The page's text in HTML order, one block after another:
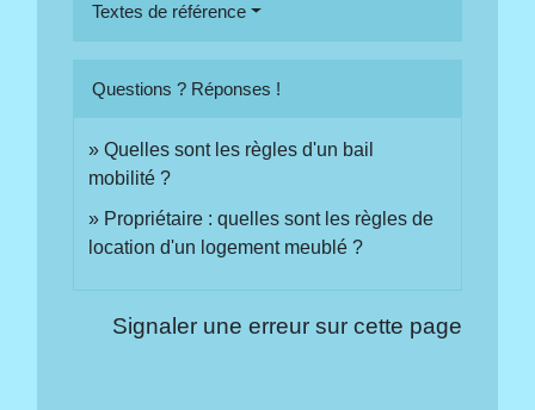
Textes de référence
Questions ? Réponses !
Quelles sont les règles d'un bail
mobilité ?
Propriétaire : quelles sont les règles de
location d'un logement meublé ?
Signaler une erreur sur cette page